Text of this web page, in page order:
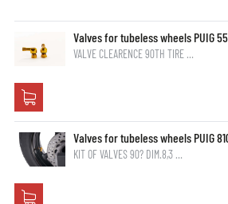
Valves for tubeless wheels PUIG
VALVE CLEARENCE 90TH TIRE …
Valves for tubeless wheels PUIG
KIT OF VALVES 90? DIM.8,3 …